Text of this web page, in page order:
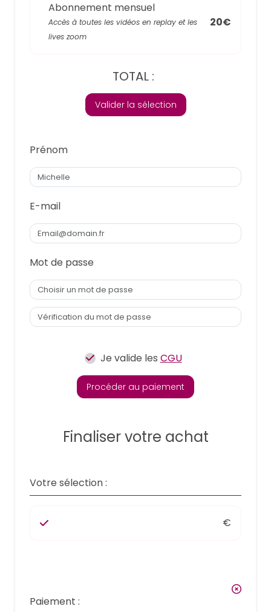
Abonnement mensuel
Accès à toutes les vidéos en replay et les
lives zoom
20€
TOTAL :
Valider la sélection
Prénom
E-mail
Mot de passe
Je valide les CGU
Procéder au paiement
Finaliser votre achat
Votre sélection :
€
Paiement :